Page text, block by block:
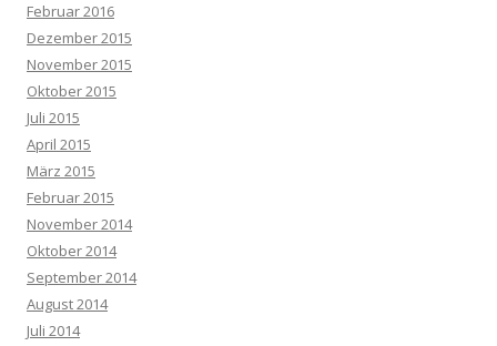
Februar 2016
Dezember 2015
November 2015
Oktober 2015
Juli 2015
April 2015
März 2015
Februar 2015
November 2014
Oktober 2014
September 2014
August 2014
Juli 2014